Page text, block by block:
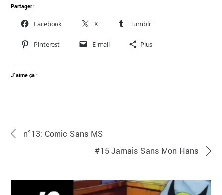
Partager :
Facebook X Tumblr
Pinterest E-mail Plus
J’aime ça :
n°13: Comic Sans MS
#15 Jamais Sans Mon Hans